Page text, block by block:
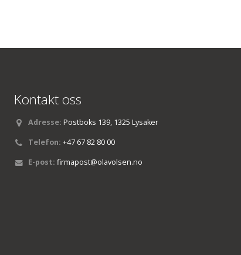
Kontakt oss
Adresse: Postboks 139, 1325 Lysaker
Telefon: +47 67 82 80 00
E-post: firmapost@olavolsen.no